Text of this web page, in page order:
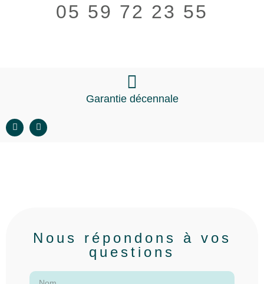
05 59 72 23 55
Garantie décennale
Nous répondons à vos
questions